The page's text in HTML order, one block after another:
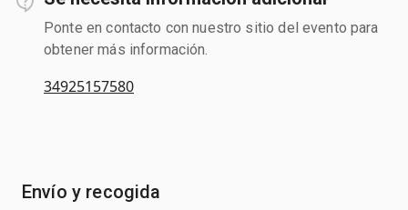
Ponte en contacto con nuestro sitio del evento para
obtener más información.
34925157580
Envío y recogida